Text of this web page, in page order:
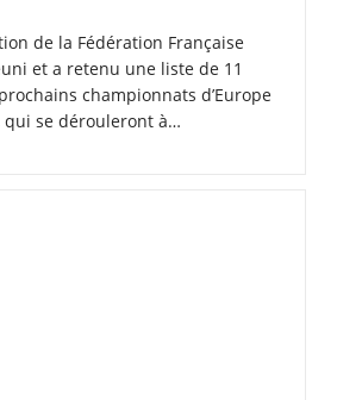
de la Fédération Française
et a retenu une liste de 11
championnats d’Europe
se dérouleront à…